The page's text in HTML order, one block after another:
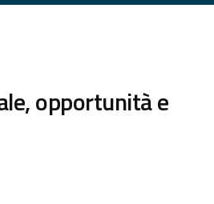
opportunità e